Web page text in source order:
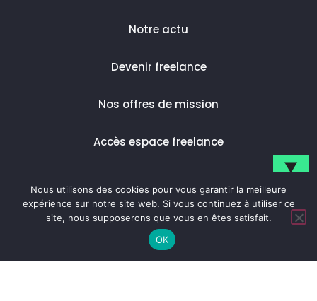
Notre actu
Devenir freelance
Nos offres de mission
Accès espace freelance
© 2023 Digital Skipper |Politique de confidentialité |
Mentions légales
▼
Inscrivez-vous pour suivre notre actualité.
Nous utilisons des cookies pour vous garantir la meilleure
expérience sur notre site web. Si vous continuez à utiliser ce
site, nous supposerons que vous en êtes satisfait.
OK